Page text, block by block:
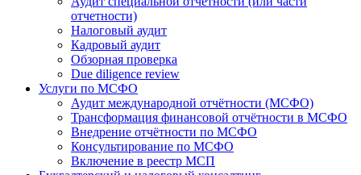
отчетности)
Налоговый аудит
Кадровый аудит
Обзорная проверка
Due diligence review
Услуги по МСФО
Аудит международной отчётности (МСФО)
Трансформация финансовой отчётности в МСФО
Внедрение отчётности по МСФО
Консультирование по МСФО
Включение в реестр МСП